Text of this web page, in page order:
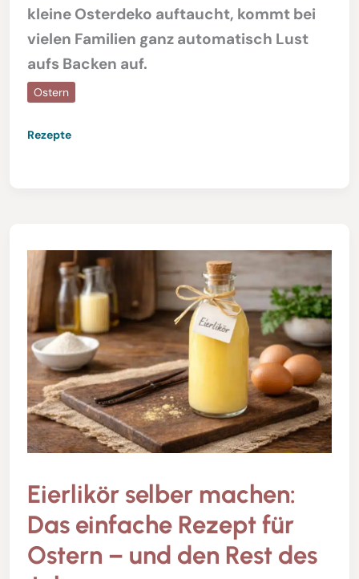
kleine Osterdeko auftaucht, kommt bei
vielen Familien ganz automatisch Lust
aufs Backen auf.
Ostern
Rezepte
Eierlikör selber machen:
Das einfache Rezept für
Ostern – und den Rest des